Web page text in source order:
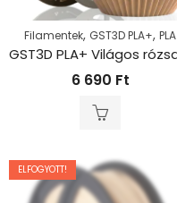
Filamentek, GST3D PLA+, PLA
6 690 Ft
ELFOGYOTT!